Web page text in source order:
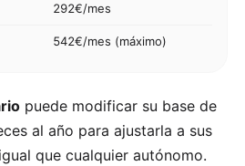
292€/mes
542€/mes (máximo)
puede modificar su base de
al año para ajustarla a sus
que cualquier autónomo.